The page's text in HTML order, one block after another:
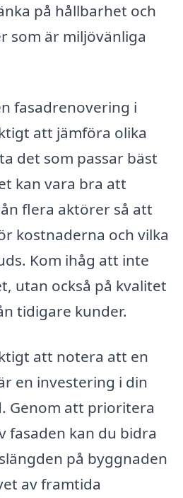
på hållbarhet och
som är miljövänliga
fasadrenovering i
att jämföra olika
det som passar bäst
kan vara bra att
flera aktörer så att
kostnaderna och vilka
Kom ihåg att inte
utan också på kvalitet
tidigare kunder.
att notera att en
en investering i din
Genom att prioritera
fasaden kan du bidra
på byggnaden
av framtida